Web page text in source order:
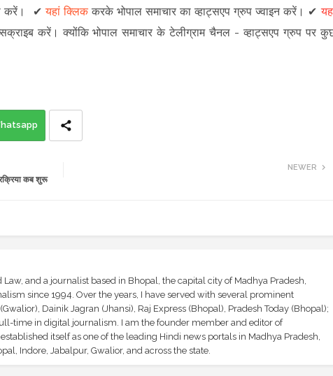
करें । ✔यहां क्लिककरके भोपाल समाचार का व्हाट्सएप ग्रुप ज्वाइनकरें । ✔
करें। क्योंकि भोपाल समाचार के टेलीग्राम चैनल - व्हाट्सएप ग्रुपपर
NEWER
कब शुरू
and a journalist based in Bhopal, the capital city of Madhya Pradesh,
since 1994. Over the years, I have served with several prominent
Dainik Jagran (Jhansi), Raj Express (Bhopal), Pradesh Today (Bhopal);
time in digital journalism. I am the founder member and editor of
itself as one of the leading Hindi news portals in Madhya Pradesh,
Indore, Jabalpur, Gwalior, and across the state.